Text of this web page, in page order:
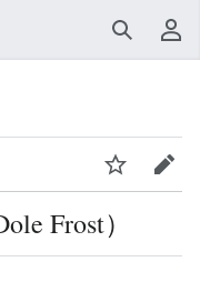
検索 利
ウォッチ編集
Frost）